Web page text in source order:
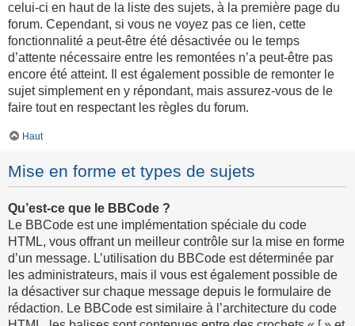
celui-ci en haut de la liste des sujets, à la première page du
forum. Cependant, si vous ne voyez pas ce lien, cette
fonctionnalité a peut-être été désactivée ou le temps
d’attente nécessaire entre les remontées n’a peut-être pas
encore été atteint. Il est également possible de remonter le
sujet simplement en y répondant, mais assurez-vous de le
faire tout en respectant les règles du forum.
Haut
Mise en forme et types de sujets
Qu’est-ce que le BBCode ?
Le BBCode est une implémentation spéciale du code
HTML, vous offrant un meilleur contrôle sur la mise en forme
d’un message. L’utilisation du BBCode est déterminée par
les administrateurs, mais il vous est également possible de
la désactiver sur chaque message depuis le formulaire de
rédaction. Le BBCode est similaire à l’architecture du code